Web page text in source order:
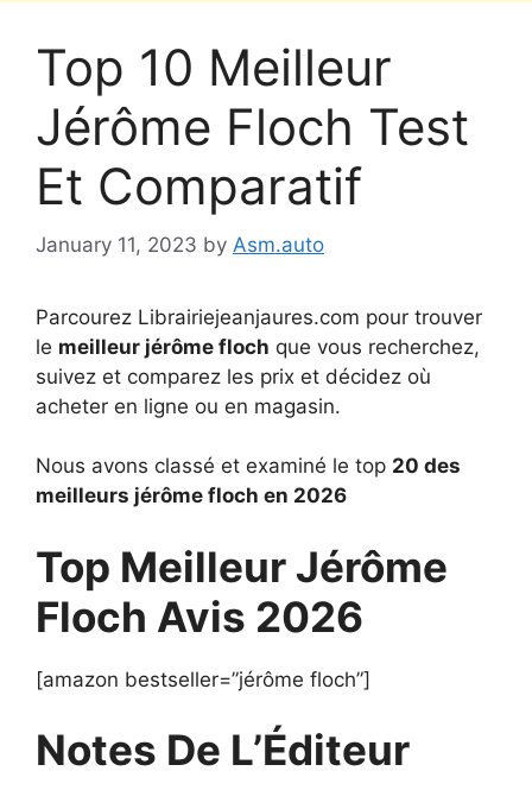
Top 10 Meilleur
Jérôme Floch Test
Et Comparatif
January 11, 2023 by Asm.auto
Parcourez Librairiejeanjaures.com pour trouver
le meilleur jérôme floch que vous recherchez,
suivez et comparez les prix et décidez où
acheter en ligne ou en magasin.
Nous avons classé et examiné le top 20 des
meilleurs jérôme floch en 2026
Top Meilleur Jérôme
Floch Avis 2026
[amazon bestseller=”jérôme floch”]
Notes De L’Éditeur